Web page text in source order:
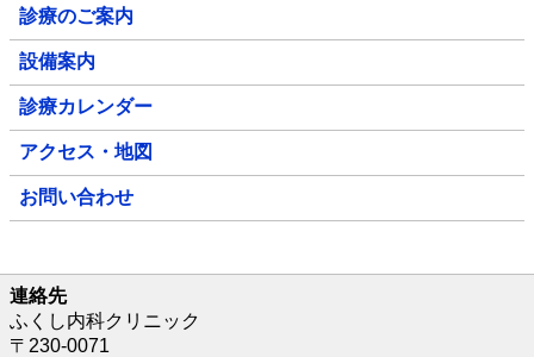
診療のご案内
設備案内
診療カレンダー
アクセス・地図
お問い合わせ
連絡先
ふくし内科クリニック
〒230-0071